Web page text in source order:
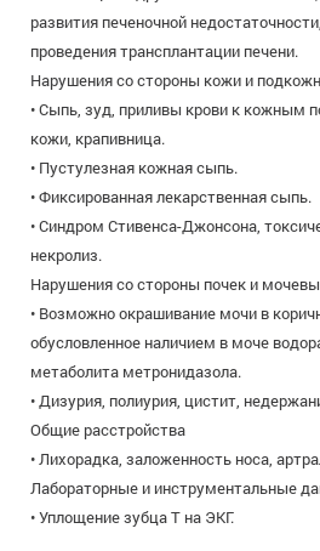
развития печеночной
проведения трансплантации печени.
Нарушения со стороны кожи и
• Сыпь, зуд, приливы крови к кожным
кожи, крапивница.
• Пустулезная кожная сыпь.
• Фиксированная лекарственная сыпь.
• Синдром Стивенса-Джонсона,
некролиз.
Нарушения со стороны почек и
• Возможно окрашивание мочи в
обусловленное наличием в моче
метаболита метронидазола.
• Дизурия, полиурия, цистит,
Общие расстройства
• Лихорадка, заложенность носа,
Лабораторные и инструментальные
• Уплощение зубца Т на ЭКГ.